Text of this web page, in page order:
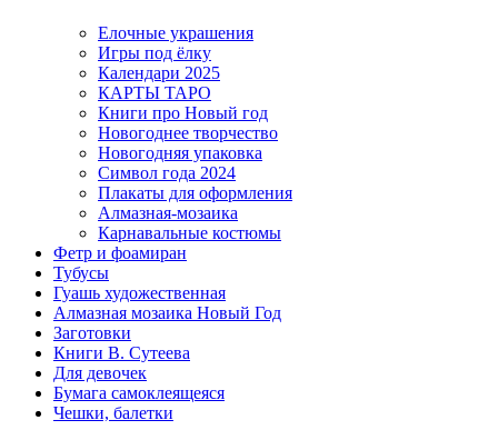
Елочные украшения
Игры под ёлку
Календари 2025
КАРТЫ ТАРО
Книги про Новый год
Новогоднее творчество
Новогодняя упаковка
Символ года 2024
Плакаты для оформления
Алмазная-мозаика
Карнавальные костюмы
Фетр и фоамиран
Тубусы
Гуашь художественная
Алмазная мозаика Новый Год
Заготовки
Книги В. Сутеева
Для девочек
Бумага самоклеящеяся
Чешки, балетки